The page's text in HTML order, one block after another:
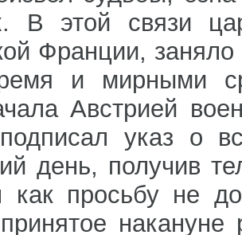
В этой связи
Франции,
и мирными
Австрией
указ о
день, получив
как просьбу не